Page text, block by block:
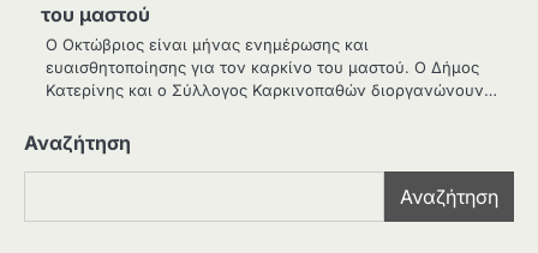
του μαστού
Ο Οκτώβριος είναι μήνας ενημέρωσης και
ευαισθητοποίησης για τον καρκίνο του μαστού. Ο Δήμος
Κατερίνης και ο Σύλλογος Καρκινοπαθών διοργανώνουν…
Αναζήτηση
Αναζήτηση